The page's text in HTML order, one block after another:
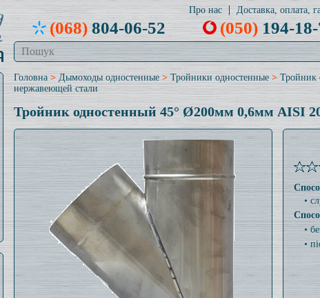
Про нас Доставка, оплата,
(068)804-06-52 (050)194-
Головна> Дымоходы одностенные> Тройники одностенные> Тройник
нержавеющей стали
Тройник одностенный 45° Ø200мм 0,6мм AISI
•
•
•